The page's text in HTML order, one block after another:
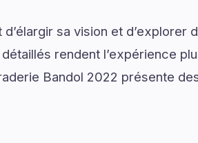
sa vision et d’explorer
rendent l’expérience
Bandol 2022 présente